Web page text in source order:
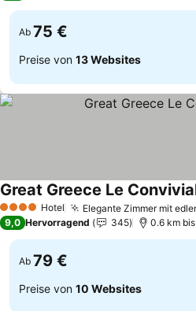
Ab 75 €
Preise von 13 Websites
4 Sterne Hotel Elegante Zimmer mit
Great Greece Le
9,0 Hervorragend 345 0.6 km
Ab 79 €
Preise von 10 Websites